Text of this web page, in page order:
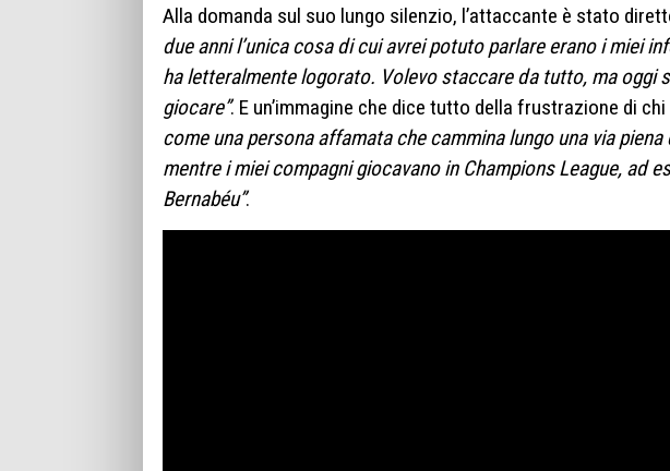
Alla domanda sul suo lungo silenzio, l’attaccante è stato
due anni l’unica cosa di cui avrei potuto parlare erano i miei
ha letteralmente logorato. Volevo staccare da tutto, ma oggi
giocare”. E un’immagine che dice tutto della frustrazione di
come una persona affamata che cammina lungo una via
mentre i miei compagni giocavano in Champions League, ad
Bernabéu”.